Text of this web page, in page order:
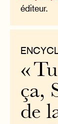
éditeur.
«
ça,
de